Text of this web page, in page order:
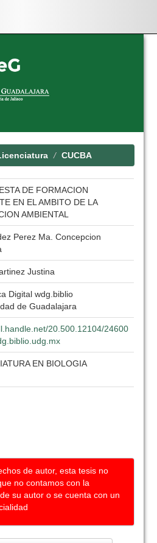
CUCBA
DE FORMACION
EN EL AMBITO DE LA
AMBIENTAL
Perez Ma. Concepcion
Justina
Digital wdg.biblio
de Guadalajara
20.500.12104/24600
EN BIOLOGIA
de autor, esta tesis no
no contamos con la
su autor o se cuenta con un